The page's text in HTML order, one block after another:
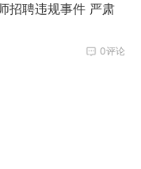
招聘违规事件 严肃
0评论